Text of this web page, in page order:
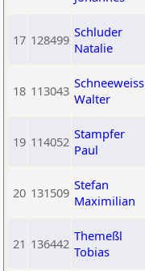
17 128499 Schluder
Natalie
18 113043 Schneeweiss
Walter
19 114052 Stampfer
Paul
20 131509 Stefan
Maximilian
21 136442 Themeßl
Tobias